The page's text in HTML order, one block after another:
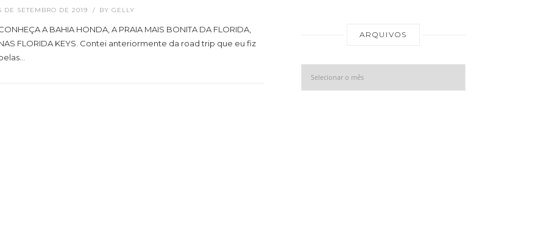
DE SETEMBRO DE 2019 BY GELLY
A BAHIA HONDA, A PRAIA MAIS BONITA DA FLORIDA,
FLORIDA KEYS. Contei anteriormente da road trip que eu fiz
ARQUIVOS